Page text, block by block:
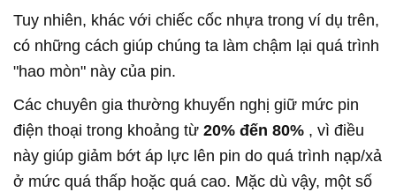
Tuy nhiên, khác với chiếc cốc nhựa trong ví dụ trên,
có những cách giúp chúng ta làm chậm lại quá trình
"hao mòn" này của pin.
Các chuyên gia thường khuyến nghị giữ mức pin
điện thoại trong khoảng từ 20% đến 80% , vì điều
này giúp giảm bớt áp lực lên pin do quá trình nạp/xả
ở mức quá thấp hoặc quá cao. Mặc dù vậy, một số